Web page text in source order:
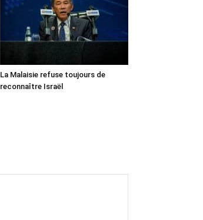
La Malaisie refuse toujours de
reconnaître Israël